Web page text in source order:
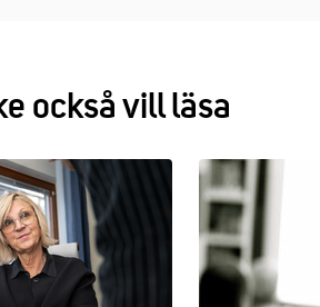
också vill läsa